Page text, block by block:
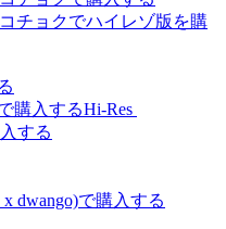
Hi-Res